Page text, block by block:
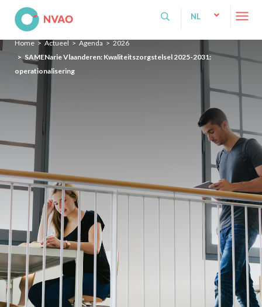
NL
Home Actueel Agenda
2026
SAMENarie Vlaanderen: Kwaliteitszorgstelsel 2025-2031:
operationalisering